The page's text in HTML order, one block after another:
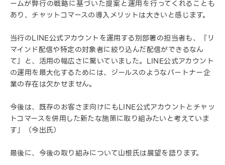
ームが弊行の戦略に基づいた提案と運用を行ってくれることも
あり、チャットコマースの導入メリットは大きいと感じます。
当行のLINE公式アカウントを運用する別部署の担当者も、『リ
マインド配信や特定の対象者に絞り込んだ配信ができるなん
て』と、活用の幅広さに驚いていました。LINE公式アカウント
の運用を最大化するためには、ジールスのようなパートナー企
業の存在は欠かせません。
今後は、既存のお客さま向けにもLINE公式アカウントとチャッ
トコマースを併用した新たな施策に取り組みたいと考えていま
す」（今出氏）
最後に、今後の取り組みについて山根氏は展望を語ります。